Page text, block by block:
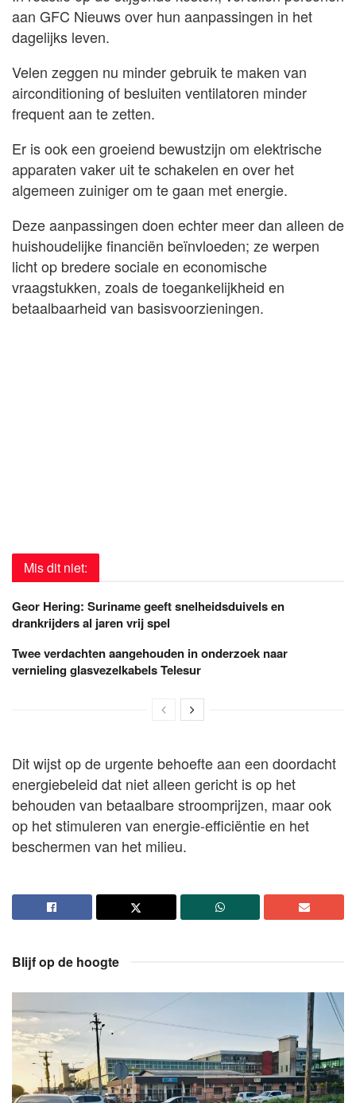
aan GFC Nieuws over hun aanpassingen in het
dagelijks leven.
Velen zeggen nu minder gebruik te maken van
airconditioning of besluiten ventilatoren minder
frequent aan te zetten.
Er is ook een groeiend bewustzijn om elektrische
apparaten vaker uit te schakelen en over het
algemeen zuiniger om te gaan met energie.
Deze aanpassingen doen echter meer dan alleen de
huishoudelijke financiën beïnvloeden; ze werpen
licht op bredere sociale en economische
vraagstukken, zoals de toegankelijkheid en
betaalbaarheid van basisvoorzieningen.
Mis dit niet:
Geor Hering: Suriname geeft snelheidsduivels en
drankrijders al jaren vrij spel
Twee verdachten aangehouden in onderzoek naar
vernieling glasvezelkabels Telesur
Dit wijst op de urgente behoefte aan een doordacht
energiebeleid dat niet alleen gericht is op het
behouden van betaalbare stroomprijzen, maar ook
op het stimuleren van energie-efficiëntie en het
beschermen van het milieu.
Blijf op de hoogte